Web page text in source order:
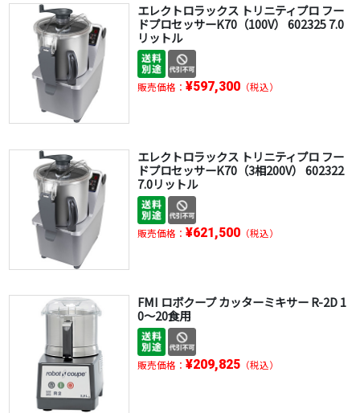
エレクトロラックス トリニティプロ フー
ドプロセッサーK70（100V） 602325 7.0
リットル
販売価格： ¥597,300（税込）
エレクトロラックス トリニティプロ フー
ドプロセッサーK70（3相200V） 602322
7.0リットル
販売価格： ¥621,500（税込）
FMI ロボクープ カッターミキサー R-2D 1
0～20食用
販売価格： ¥209,825（税込）